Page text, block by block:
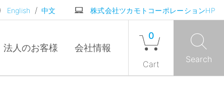
English / 中文 株式会社ツカモトコーポレーションHP
法人のお客様 会社情報
0
Cart
Search